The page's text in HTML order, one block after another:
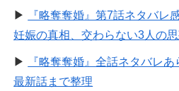
▶︎
『略奪奪婚』第7話ネタバレ
妊娠の真相、交わらない3人の
▶︎
『略奪奪婚』全話ネタバレ
最新話まで整理